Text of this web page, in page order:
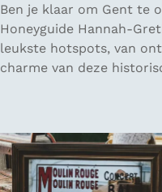
P
a
r
i
T
i
p
s
r
2
4
Ben je klaar om Gent te
Honeyguide Hannah-
leukste hotspots, van
charme van deze